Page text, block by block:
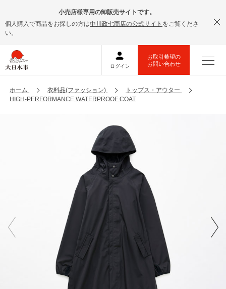
小売店様専用の卸販売サイトです。
個人購入で商品をお探しの方は中川政七商店の公式サイト をご覧くださ
い。
ホーム 衣料品(ファッション)
トップス・アウター
HIGH-PERFORMANCE WATERPROOF COAT